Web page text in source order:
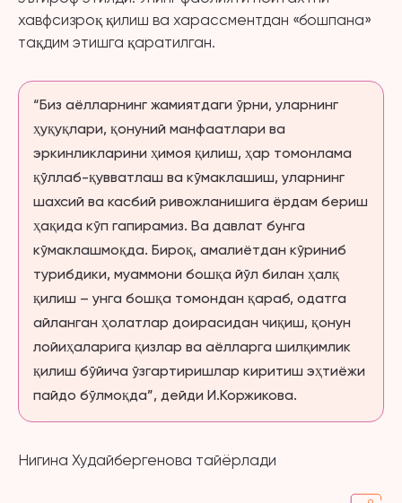
хавфсизроқ қилиш ва харассментдан «бошпана»
тақдим этишга қаратилган.
“Биз аёлларнинг жамиятдаги ўрни, уларнинг
ҳуқуқлари, қонуний манфаатлари ва
эркинликларини ҳимоя қилиш, ҳар томонлама
қўллаб-қувватлаш ва кўмаклашиш, уларнинг
шахсий ва касбий ривожланишига ёрдам бериш
ҳақида кўп гапирамиз. Ва давлат бунга
кўмаклашмоқда. Бироқ, амалиётдан кўриниб
турибдики, муаммони бошқа йўл билан ҳалқ
қилиш – унга бошқа томондан қараб, одатга
айланган ҳолатлар доирасидан чиқиш, қонун
лойиҳаларига қизлар ва аёлларга шилқимлик
қилиш бўйича ўзгартиришлар киритиш эҳтиёжи
пайдо бўлмоқда”, дейди И.Коржикова.
Нигина Худайбергенова тайёрлади